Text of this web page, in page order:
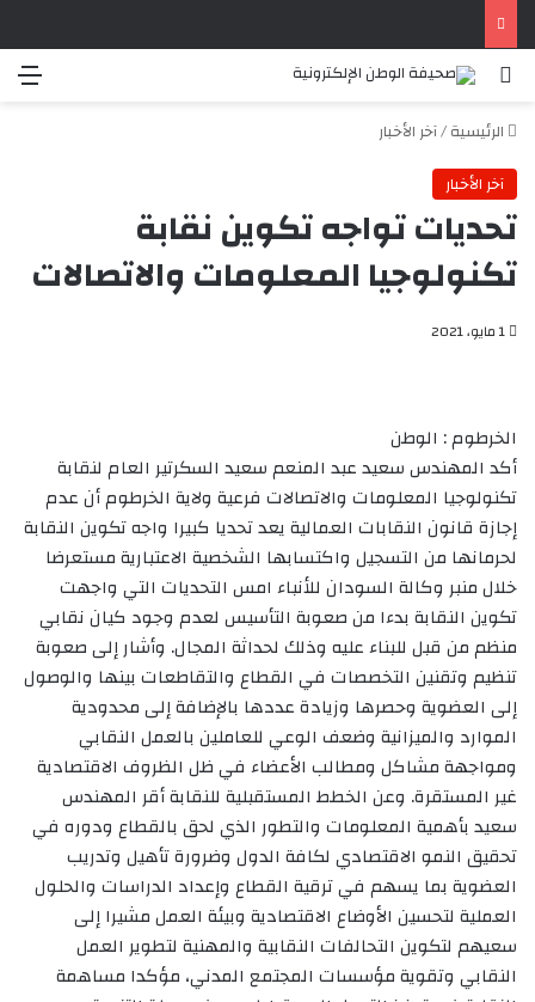
بحث عن
الرئيسية/آخر الأخبار
آخر الأخبار
تحديات تواجه تكوين نقابة
تكنولوجيا المعلومات والاتصالات
1 مايو، 2021
الخرطوم : الوطن
أكد المهندس سعيد عبد المنعم سعيد السكرتير العام لنقابة
تكنولوجيا المعلومات والاتصالات فرعية ولاية الخرطوم أن عدم
إجازة قانون النقابات العمالية يعد تحديا كبيرا واجه تكوين النقابة
لحرمانها من التسجيل واكتسابها الشخصية الاعتبارية مستعرضا
خلال منبر وكالة السودان للأنباء امس التحديات التي واجهت
تكوين النقابة بدءا من صعوبة التأسيس لعدم وجود كيان نقابي
منظم من قبل للبناء عليه وذلك لحداثة المجال. وأشار إلى صعوبة
تنظيم وتقنين التخصصات في القطاع والتقاطعات بينها والوصول
إلى العضوية وحصرها وزيادة عددها بالإضافة إلى محدودية
الموارد والميزانية وضعف الوعي للعاملين بالعمل النقابي
ومواجهة مشاكل ومطالب الأعضاء في ظل الظروف الاقتصادية
غير المستقرة. وعن الخطط المستقبلية للنقابة أقر المهندس
سعيد بأهمية المعلومات والتطور الذي لحق بالقطاع ودوره في
تحقيق النمو الاقتصادي لكافة الدول وضرورة تأهيل وتدريب
العضوية بما يسهم في ترقية القطاع وإعداد الدراسات والحلول
العملية لتحسين الأوضاع الاقتصادية وبيئة العمل مشيرا إلى
سعيهم لتكوين التحالفات النقابية والمهنية لتطوير العمل
النقابي وتقوية مؤسسات المجتمع المدني، مؤكدا مساهمة